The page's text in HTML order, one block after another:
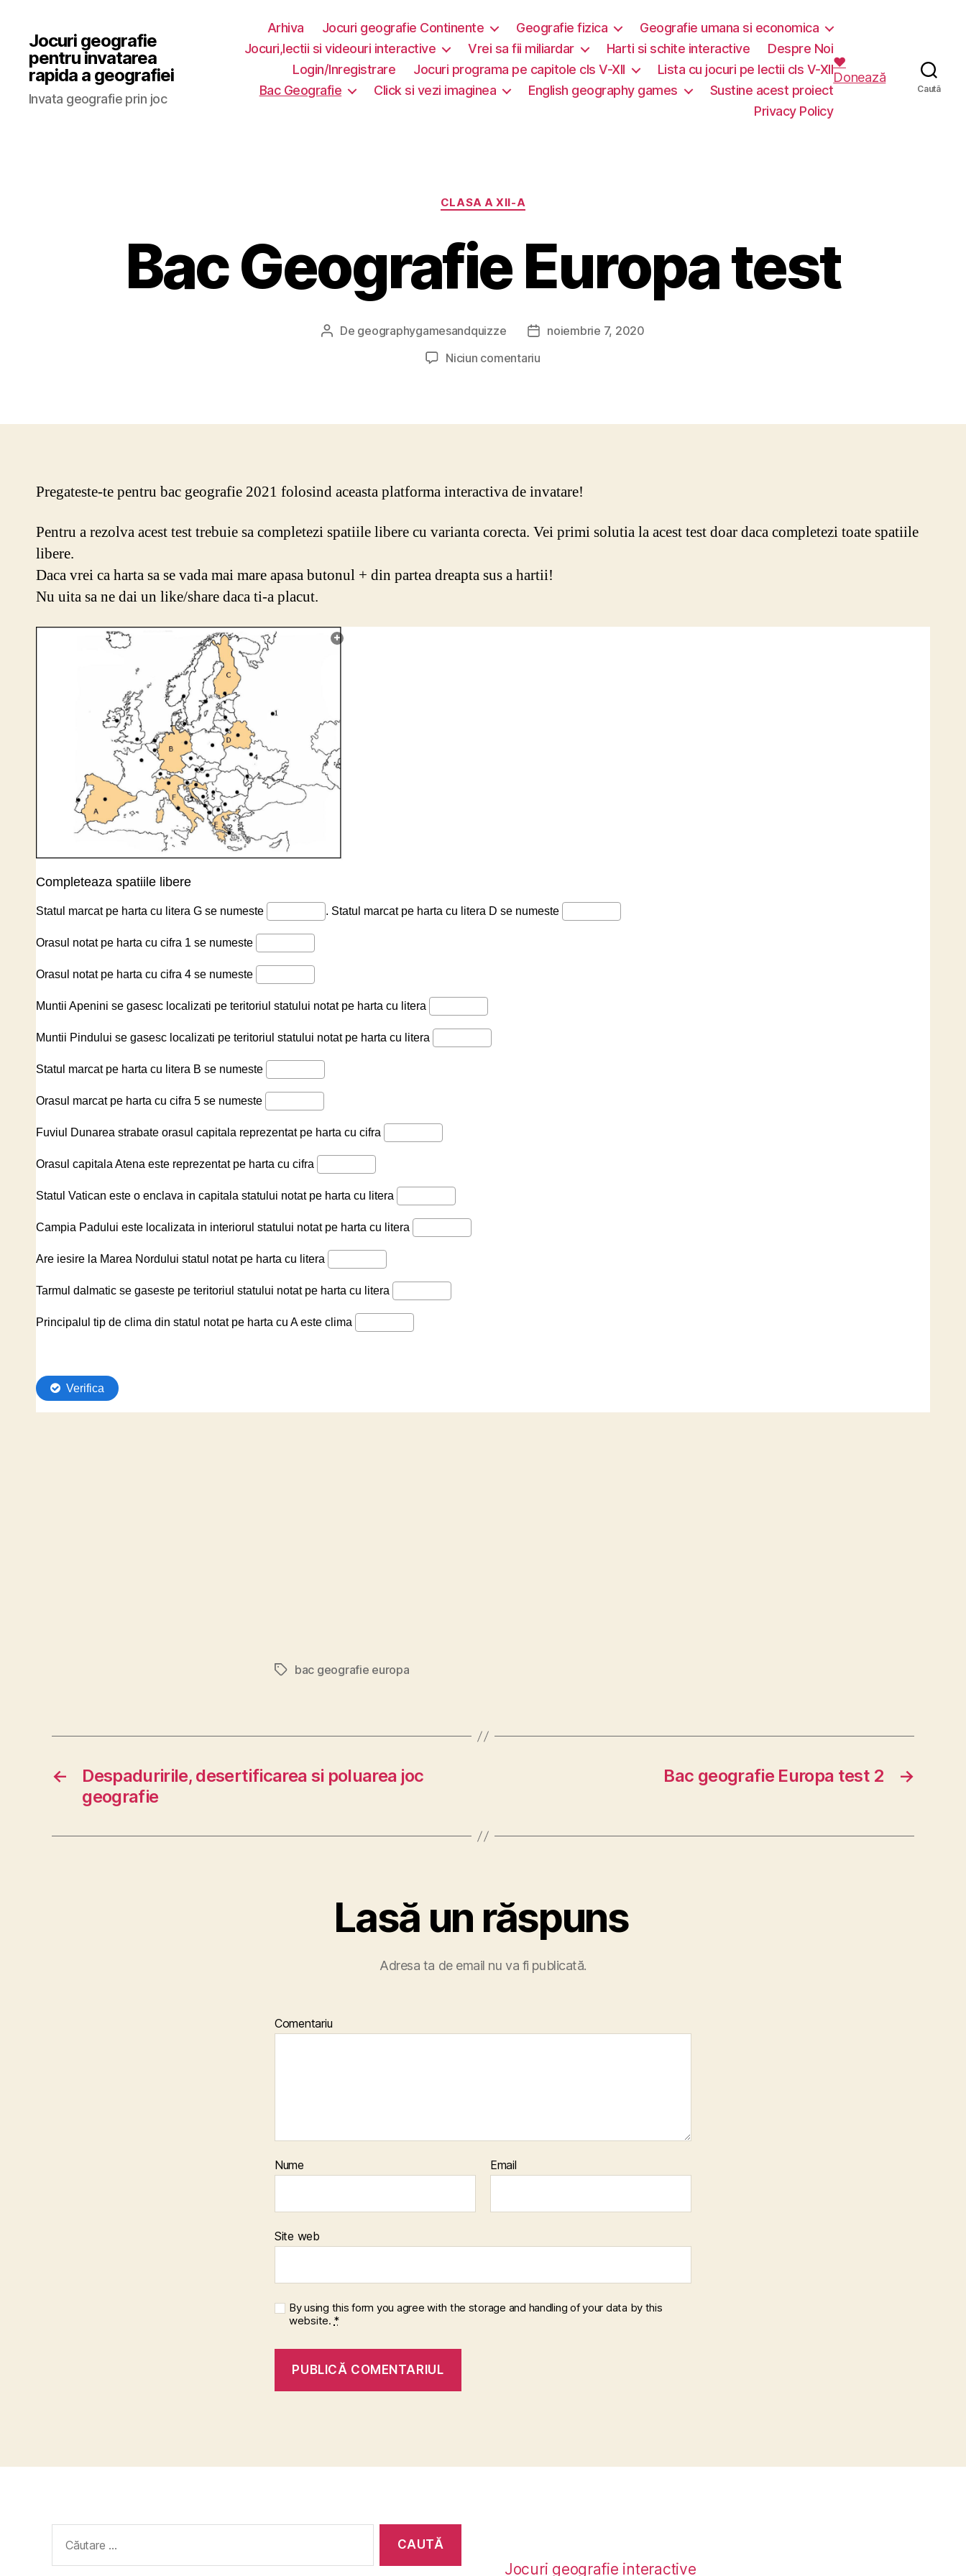
Jocuri geografie
pentru invatarea
rapida a geografiei
Invata geografie prin joc
Arhiva Jocuri geografie Continente Geografie fizica
Geografie umana si economica
Jocuri,lectii si videouri interactive
Vrei sa fii miliardar Harti si schite interactive
Despre Noi
Login/Inregistrare
Jocuri programa pe capitole cls V-XII
Lista cu jocuri pe lectii cls V-XII
Bac Geografie
Click si vezi imaginea English geography games
Sustine acest proiect
Privacy Policy
❤️
Donează
Caută
Categorii
CLASA A XII-A
Bac Geografie Europa test
Autor
De geographygamesandquizze
Datănoiembrie 7, 2020
Niciun comentariula
test
Pregateste-te pentru bac geografie 2021 folosind aceasta platforma interactiva de invatare!
Pentru a rezolva acest test trebuie sa completezi spatiile libere cu varianta corecta. Vei primi solutia la acest test doar daca completezi toate spatiile
libere.
Daca vrei ca harta sa se vada mai mare apasa butonul + din partea dreapta sus a hartii!
Nu uita sa ne dai un like/share daca ti-a placut.
Etichetebac geografie europa
←
Despaduririle, desertificarea si poluarea joc
geografie
→
Bac geografie Europa test 2
Lasă un răspuns
Adresa ta de email nu va fi publicată.
Comentariu
Nume Email
Site web
By using this form you agree with the storage and handling of your data by this
website. *
după:
Jocuri geografie interactive